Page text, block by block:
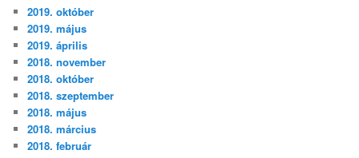
2019. október
2019. május
2019. április
2018. november
2018. október
2018. szeptember
2018. május
2018. március
2018. február